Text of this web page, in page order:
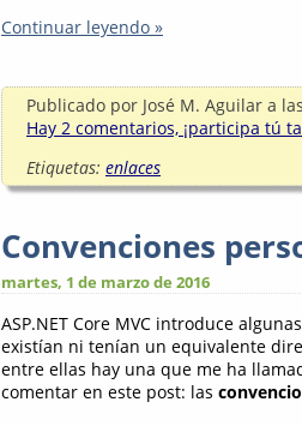
Continuar leyendo »
Publicado por José M. Aguilar a
Hay 2 comentarios, ¡participa tú
Etiquetas: enlaces
Convenciones
martes, 1 de marzo de 2016
ASP.NET Core MVC introduce
existían ni tenían un equivalente
entre ellas hay una que me ha
comentar en este post: las